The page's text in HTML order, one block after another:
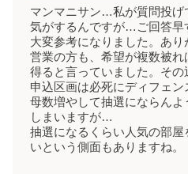
マンマニサン…私が質問投げ
気がするんですが…ご回答早
大変参考になりました。あり
営業の方も、希望が複数被れ
得ると言っていました。その
申込区画は必死にディフェン
母数増やして抽選にならん
しまいますが…
抽選になるくらい人気の部
いという側面もありますね。